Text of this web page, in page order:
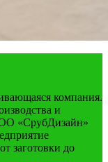
компания.
и
«СрубДизайн»
заготовки до